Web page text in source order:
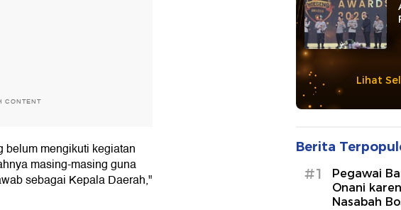
CONTENT
mengikuti kegiatan
masing-masing guna
sebagai Kepala Daerah,"
Lihat
Berita
#1
Pegawai
Onani
Nasabah